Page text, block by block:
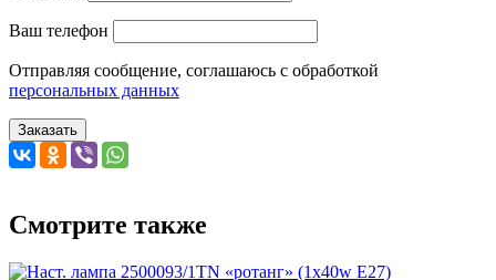
Ваш телефон
Отправляя сообщение, соглашаюсь с обработкой
персональных данных
Заказать
Смотрите также